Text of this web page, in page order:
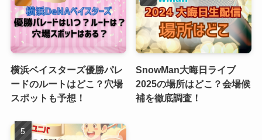
横浜ベイスターズ優勝パレ
ードのルートはどこ？穴場
スポットも予想！
SnowMan大晦日ライブ
2025の場所はどこ？会場候
補を徹底調査！